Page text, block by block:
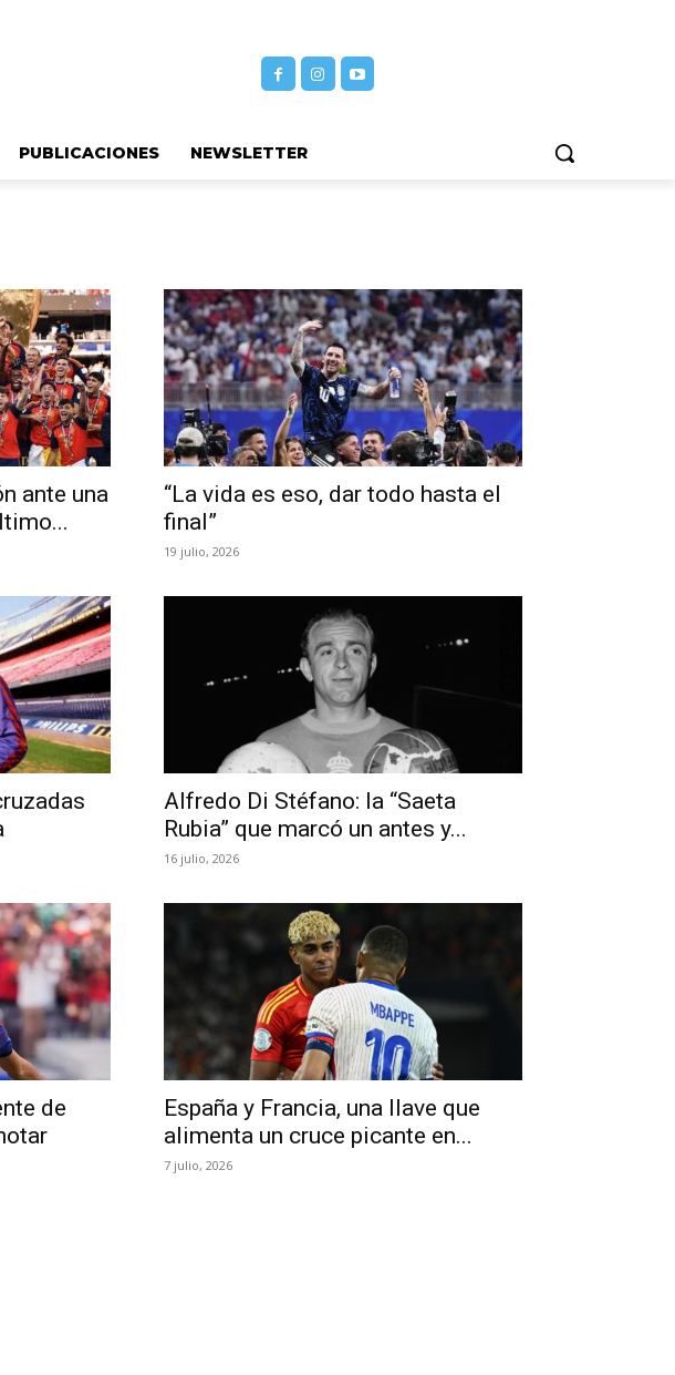
PUBLICACIONES NEWSLETTER
ante una
“La vida es eso, dar todo hasta el
final”
19 julio, 2026
Alfredo Di Stéfano: la “Saeta
Rubia” que marcó un antes y...
16 julio, 2026
de
España y Francia, una llave que
alimenta un cruce picante en...
7 julio, 2026